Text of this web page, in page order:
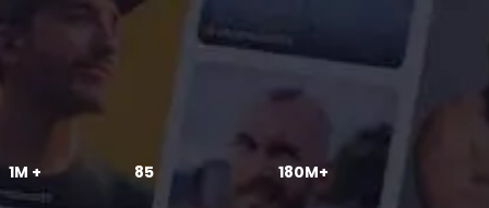
1M + 85 180M+